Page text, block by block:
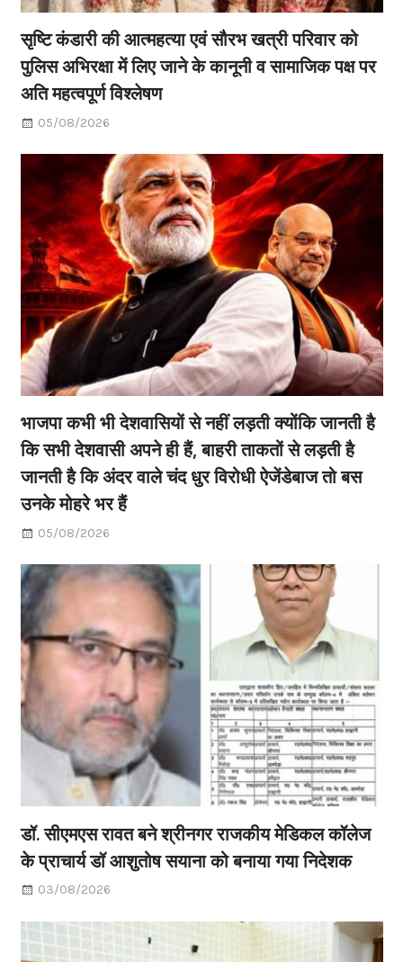
सृष्टि कंडारी की आत्महत्या एवं सौरभ खत्री परिवार को
पुलिस अभिरक्षा में लिए जाने के कानूनी व सामाजिक पक्ष पर
अति महत्वपूर्ण विश्लेषण
05/08/2026
भाजपा कभी भी देशवासियों से नहीं लड़ती क्योंकि जानती है
कि सभी देशवासी अपने ही हैं, बाहरी ताकतों से लड़ती है
जानती है कि अंदर वाले चंद धुर विरोधी ऐजेंडेबाज तो बस
उनके मोहरे भर हैं
05/08/2026
डॉ. सीएमएस रावत बने श्रीनगर राजकीय मेडिकल कॉलेज
के प्राचार्य डॉ आशुतोष सयाना को बनाया गया निदेशक
03/08/2026